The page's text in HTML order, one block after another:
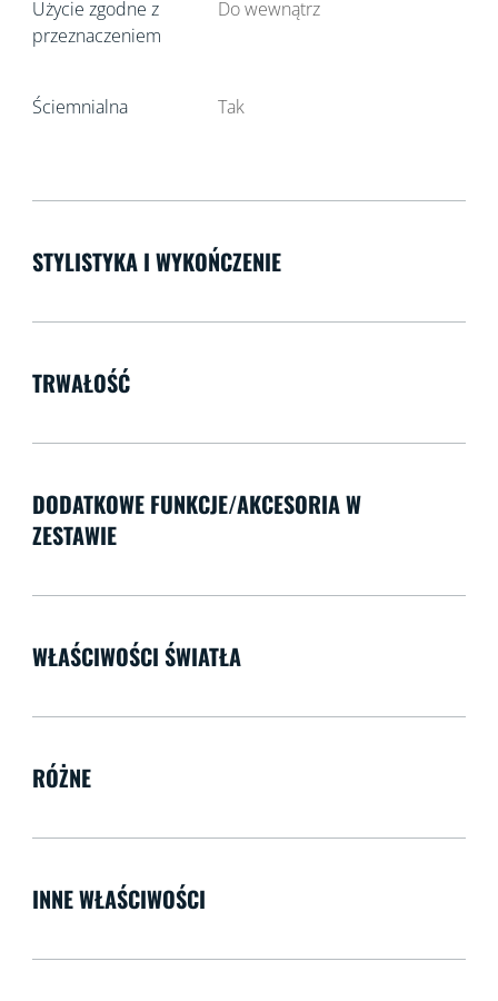
Użycie zgodne z
przeznaczeniem
Do wewnątrz
Ściemnialna Tak
STYLISTYKA I WYKOŃCZENIE
TRWAŁOŚĆ
DODATKOWE FUNKCJE/AKCESORIA W
ZESTAWIE
WŁAŚCIWOŚCI ŚWIATŁA
RÓŻNE
INNE WŁAŚCIWOŚCI